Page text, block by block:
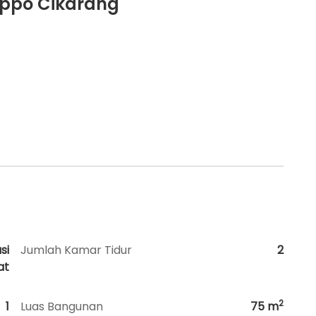
Jumlah Kamar Tidur 2
1 Luas Bangunan 75 m2